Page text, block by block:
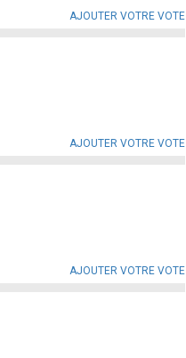
AJOUTER VOTRE VOTE
AJOUTER VOTRE VOTE
AJOUTER VOTRE VOTE